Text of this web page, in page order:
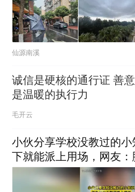
仙源南溪
诚信是硬核的通行证 善意
是温暖的执行力
毛开云
小伙分享学校没教过的
下就能派上用场，网友
必须试试